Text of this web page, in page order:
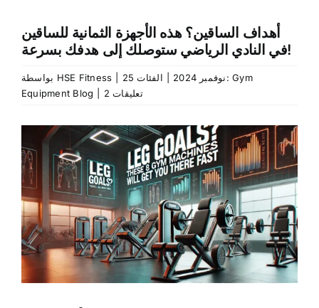
أهداف الساقين؟ هذه الأجهزة الثمانية للساقين
في النادي الرياضي ستوصلك إلى هدفك بسرعة!
HSE Fitness 25 نوفمبر 2024الفئات:Gym
Equipment Blog
2 تعليقات
عرض
صورة
أكبر